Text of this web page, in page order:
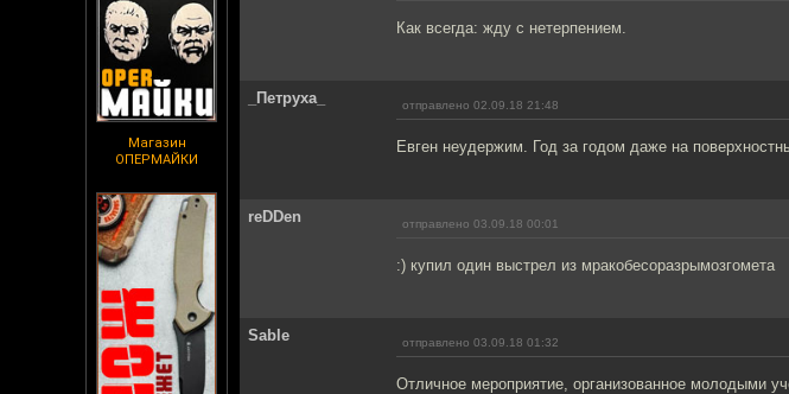
Магазин
ОПЕРМАЙКИ
Как всегда: жду с нетерпением.
_Петруха_ отправлено 02.09.18 21:48
Евген неудержим. Год за годом даже на
reDDen отправлено 03.09.18 00:01
:) купил один выстрел из мракобесоразрымозгомета
Sable отправлено 03.09.18 01:32
Отличное мероприятие, организованное молодыми